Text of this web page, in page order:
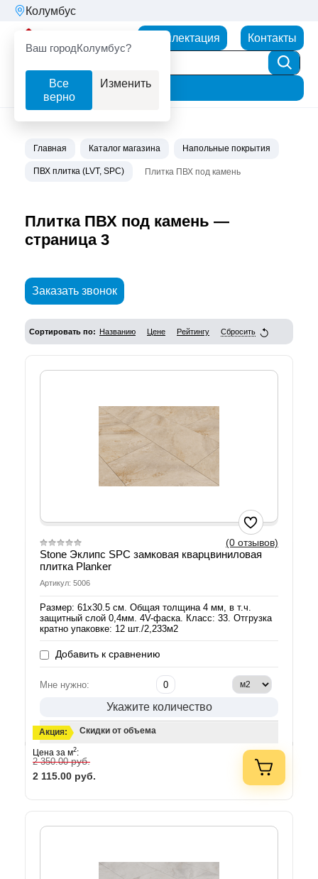
Колумбус
Ваш городКолумбус?
Все
верно
Изменить
Комплектация Контакты
Фильтр
Главная Каталог магазина Напольные покрытия
ПВХ плитка (LVT, SPC) Плитка ПВХ под камень
Плитка ПВХ под камень —
страница 3
Заказать звонок
Сортировать по: Названию Цене Рейтингу Сбросить
(0 отзывов)
Stone Эклипс SPC замковая кварцвиниловая
плитка Planker
Артикул: 5006
Размер: 61х30.5 см. Общая толщина 4 мм, в т.ч.
защитный слой 0,4мм. 4V-фаска. Класс: 33. Отгрузка
кратно упаковке: 12 шт./2,233м2
Добавить к сравнению
Мне нужно:
Укажите количество
Акция: Скидки от объема
Цена за м2:
2 350.00руб.
2 115.00 руб.